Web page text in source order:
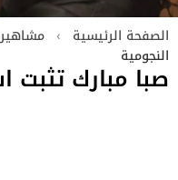
الصفحة الرئيسية › مشاهير
النجومية
صبا مبارك